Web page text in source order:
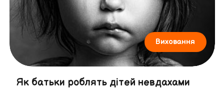
Виховання
Як батьки роблять дітей невдахами